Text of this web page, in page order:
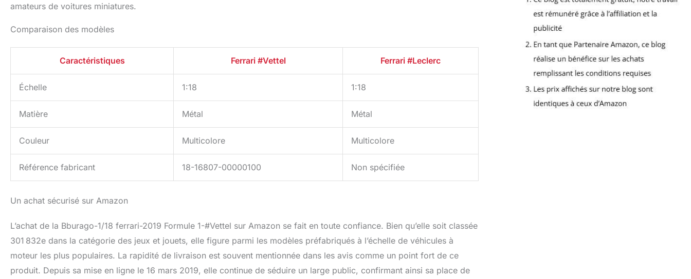
amateurs de voitures miniatures.
Comparaison des modèles
Caractéristiques Ferrari #Vettel Ferrari #Leclerc
Échelle 1:18 1:18
Matière Métal Métal
Couleur Multicolore Multicolore
Référence fabricant 18-16807-00000100 Non spécifiée
Un achat sécurisé sur Amazon
L’achat de la Bburago-1/18 ferrari-2019 Formule 1-#Vettel sur Amazon se fait en toute confiance. Bien qu’elle soit classée
301 832e dans la catégorie des jeux et jouets, elle figure parmi les modèles préfabriqués à l’échelle de véhicules à
moteur les plus populaires. La rapidité de livraison est souvent mentionnée dans les avis comme un point fort de ce
produit. Depuis sa mise en ligne le 16 mars 2019, elle continue de séduire un large public, confirmant ainsi sa place de